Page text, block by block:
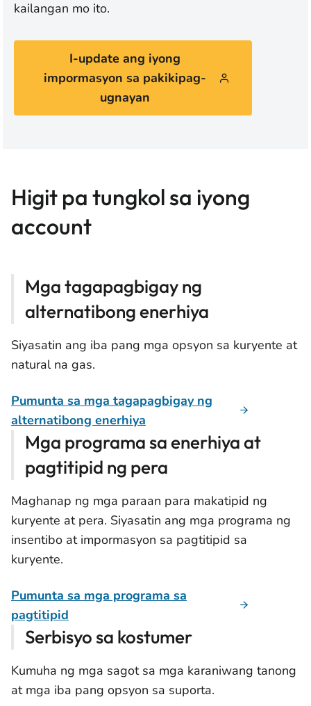
kailangan mo ito.
I-update ang iyong
impormasyon sa pakikipag-
ugnayan
Higit pa tungkol sa iyong
account
Mga tagapagbigay ng
alternatibong enerhiya
Siyasatin ang iba pang mga opsyon sa kuryente at
natural na gas.
Pumunta sa mga tagapagbigay ng
alternatibong enerhiya
Mga programa sa enerhiya at
pagtitipid ng pera
Maghanap ng mga paraan para makatipid ng
kuryente at pera. Siyasatin ang mga programa ng
insentibo at impormasyon sa pagtitipid sa
kuryente.
Pumunta sa mga programa sa
pagtitipid
Serbisyo sa kostumer
Kumuha ng mga sagot sa mga karaniwang tanong
at mga iba pang opsyon sa suporta.